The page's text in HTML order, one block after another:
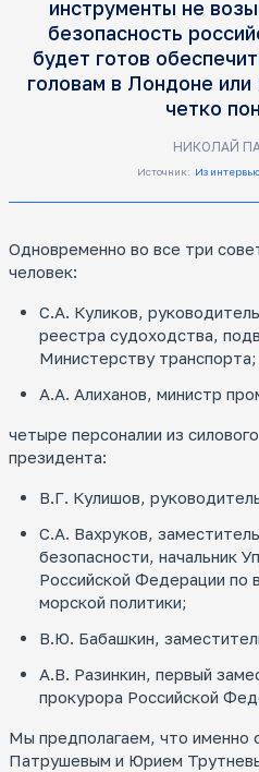
инструменты не
безопасность
будет готов
головам в Лондоне
четко
НИКОЛАЙ
Источник: Из
Одновременно во все три
человек:
С.А. Куликов,
реестра судоходства,
Министерству транспорта;
А.А. Алиханов, министр
четыре персоналии из
президента:
В.Г. Кулишов,
С.А. Вахруков,
безопасности, начальник
Российской Федерации по
морской политики;
В.Ю. Бабашкин,
А.В. Разинкин, первый
прокурора Российской
Мы предполагаем, что именно
Патрушевым и Юрием